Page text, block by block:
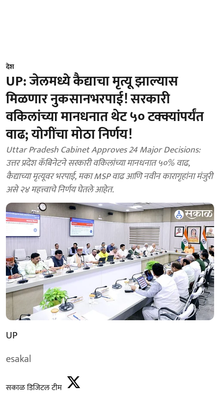
देश
UP: जेलमध्ये कैद्याचा मृत्यू झाल्यास
मिळणार नुकसानभरपाई! सरकारी
वकिलांच्या मानधनात थेट ५० टक्क्यांपर्यंत
वाढ; योगींचा मोठा निर्णय!
Uttar Pradesh Cabinet Approves 24 Major Decisions:
उत्तर प्रदेश कॅबिनेटने सरकारी वकिलांच्या मानधनात ५०% वाढ,
कैद्याच्या मृत्यूवर भरपाई, मका MSP वाढ आणि नवीन कारागृहांना मंजुरी
असे २४ महत्त्वाचे निर्णय घेतले आहेत.
UP
esakal
सकाळ डिजिटल टीम